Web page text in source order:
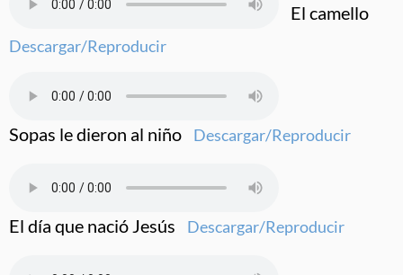
El camello
Descargar/Reproducir
Sopas le dieron al niño Descargar/Reproducir
El día que nació Jesús Descargar/Reproducir